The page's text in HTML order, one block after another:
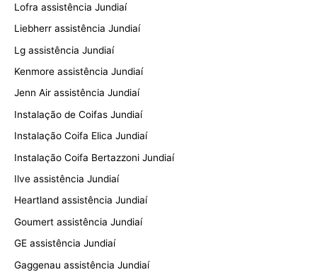
Lofra assistência Jundiaí
Liebherr assistência Jundiaí
Lg assistência Jundiaí
Kenmore assistência Jundiaí
Jenn Air assistência Jundiaí
Instalação de Coifas Jundiaí
Instalação Coifa Elica Jundiaí
Instalação Coifa Bertazzoni Jundiaí
Ilve assistência Jundiaí
Heartland assistência Jundiaí
Goumert assistência Jundiaí
GE assistência Jundiaí
Gaggenau assistência Jundiaí